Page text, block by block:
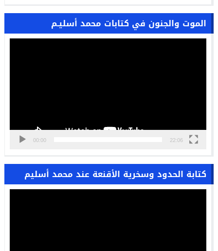
الموت والجنون في كتابات محمد أسليـم
مشغل
00:00 22:06
كتابة الحدود وسخرية الأقنعة عند محمد أسليم
مشغل